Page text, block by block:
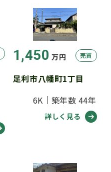
1,450 万円 売買
足利市八幡町1丁目
6K
築年数 44年
詳しく見る